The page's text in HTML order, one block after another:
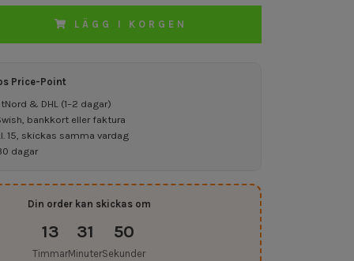
LÄGG I KORGEN
Price-Point
& DHL (1–2 dagar)
bankkort eller faktura
15, skickas samma vardag
dagar
Din order kan skickas om
13
Timmar
31
Minuter
49
Sekunder